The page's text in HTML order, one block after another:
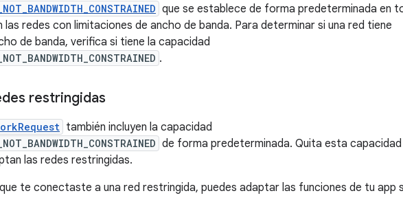
que se establece de forma predeterminada en
las redes con limitaciones de ancho de banda. Para determinar si una red tiene
de banda, verifica si tiene la capacidad
.
restringidas
también incluyen la capacidad
de forma predeterminada. Quita esta
las redes restringidas.
te conectaste a una red restringida, puedes adaptar las funciones de tu app